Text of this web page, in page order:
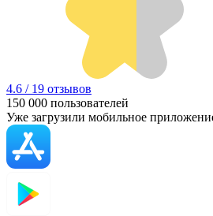
4.6 / 19 отзывов
150 000 пользователей
Уже загрузили мобильное